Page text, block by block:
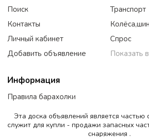
Поиск
Контакты
Личный кабинет
Добавить объявление
Транспорт
Спрос
Показать
Информация
Правила барахолки
Эта доска объявлений является частью
служит для купли - продажи запасных
снаряжения .